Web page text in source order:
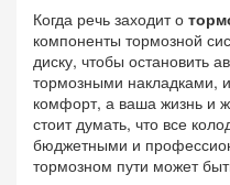
Когда речь заходит о
компоненты тормозной
диску, чтобы остановить
тормозными накладками,
комфорт, а ваша жизнь и
стоит думать, что все
бюджетными и
тормозном пути может